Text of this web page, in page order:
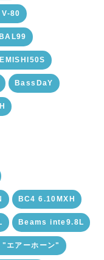
80
BassDaY
BC4 6.10MXH
Beams inte9.8L
エアーホーン"